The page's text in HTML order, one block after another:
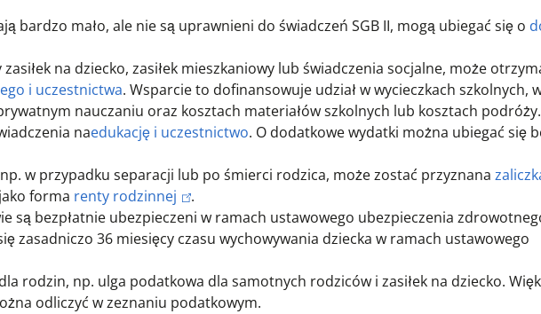
bardzo mało, ale nie są uprawnieni do świadczeń SGB II, mogą ubiegać się o
na dziecko, zasiłek mieszkaniowy lub świadczenia socjalne, może
i uczestnictwa. Wsparcie to dofinansowuje udział w wycieczkach szkolnych,
nauczaniu oraz kosztach materiałów szkolnych lub kosztach podróży.
naedukację i uczestnictwo. O dodatkowe wydatki można ubiegać się
w przypadku separacji lub po śmierci rodzica, może zostać przyznana
forma renty rodzinnej
.
są bezpłatnie ubezpieczeni w ramach ustawowego ubezpieczenia
zasadniczo 36 miesięcy czasu wychowywania dziecka w ramach ustawowego
rodzin, np. ulga podatkowa dla samotnych rodziców i zasiłek na dziecko.
odliczyć w zeznaniu podatkowym.